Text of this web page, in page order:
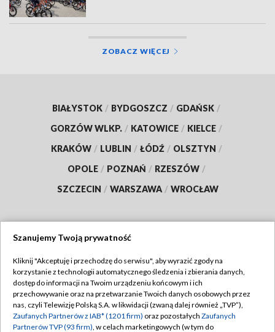
ZOBACZ WIĘCEJ
BIAŁYSTOK / BYDGOSZCZ / GDAŃSK /
GORZÓW WLKP. / KATOWICE / KIELCE /
KRAKÓW / LUBLIN / ŁÓDŹ / OLSZTYN /
OPOLE / POZNAŃ / RZESZÓW /
SZCZECIN / WARSZAWA / WROCŁAW
TVP
Abonament TVP
Emisja w TVP
Regulamin TVP
Polityka prywatności
Szanujemy Twoją prywatność
Kliknij "Akceptuję i przechodzę do serwisu", aby wyrazić zgody na
korzystanie z technologii automatycznego śledzenia i zbierania danych,
dostęp do informacji na Twoim urządzeniu końcowym i ich
przechowywanie oraz na przetwarzanie Twoich danych osobowych przez
nas, czyli Telewizję Polską S.A. w likwidacji (zwaną dalej również „TVP”),
Zaufanych Partnerów z IAB* (1201 firm) oraz pozostałych Zaufanych
Partnerów TVP (93 firm), w celach marketingowych (w tym do